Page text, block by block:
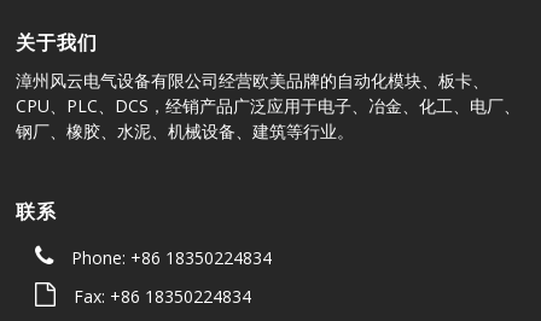
关于我们
漳州风云电气设备有限公司经营欧美品牌的自动化模块、板卡、
CPU、PLC、DCS，经销产品广泛应用于电子、冶金、化工、电厂、
钢厂、橡胶、水泥、机械设备、建筑等行业。
联系
Phone: +86 18350224834
Fax: +86 18350224834